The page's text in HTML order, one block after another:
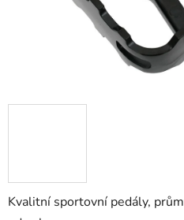
Kvalitní sportovní pedály,